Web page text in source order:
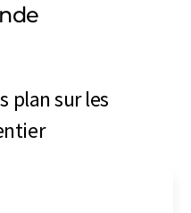
plan sur les